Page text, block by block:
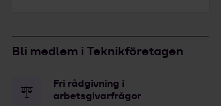
Bli medlem i Teknikföretagen
Fri rådgivning i
arbetsgivarfrågor